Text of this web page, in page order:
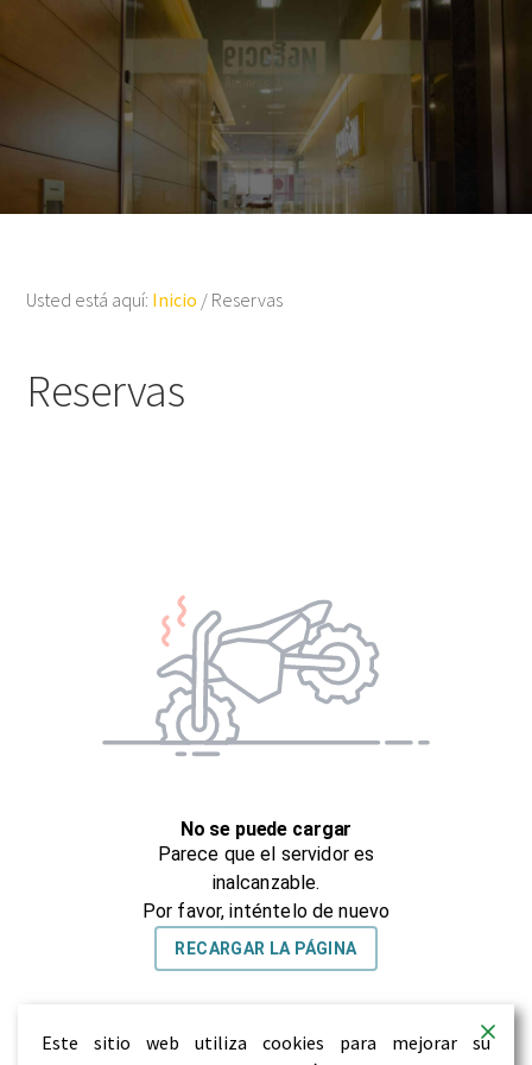
Usted está aquí: Inicio / Reservas
Reservas
Este sitio web utiliza cookies para mejorar su